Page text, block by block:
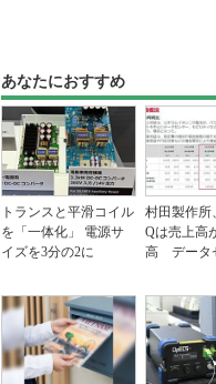
あなたにおすすめ
トランスと平滑コイル
を「一体化」 電源サ
イズを3分の2に
村田製作所
Qは売上高
高 データ